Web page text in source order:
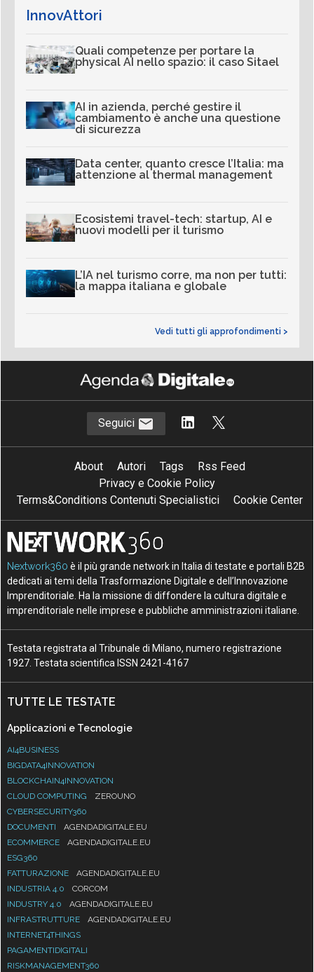
InnovAttori
Quali competenze per portare la
physical AI nello spazio: il caso Sitael
AI in azienda, perché gestire il
cambiamento è anche una questione
di sicurezza
Data center, quanto cresce l’Italia: ma
attenzione al thermal management
Ecosistemi travel-tech: startup, AI e
nuovi modelli per il turismo
L’IA nel turismo corre, ma non per tutti:
la mappa italiana e globale
Vedi tutti gli approfondimenti >
Seguici
About Autori Tags
Rss Feed
Privacy e Cookie Policy
Terms&Conditions Contenuti Specialistici
Cookie Center
Nextwork360 è il più grande network in Italia di testate e portali B2B
dedicati ai temi della Trasformazione Digitale e dell’Innovazione
Imprenditoriale. Ha la missione di diffondere la cultura digitale e
imprenditoriale nelle imprese e pubbliche amministrazioni italiane.
Testata registrata al Tribunale di Milano, numero registrazione
1927. Testata scientifica ISSN 2421-4167
TUTTE LE TESTATE
Applicazioni e Tecnologie
AI4BUSINESS
BIGDATA4INNOVATION
BLOCKCHAIN4INNOVATION
CLOUD COMPUTING
ZEROUNO
CYBERSECURITY360
DOCUMENTI
AGENDADIGITALE.EU
ECOMMERCE
AGENDADIGITALE.EU
ESG360
FATTURAZIONE
AGENDADIGITALE.EU
INDUSTRIA 4.0
CORCOM
INDUSTRY 4.0
AGENDADIGITALE.EU
INFRASTRUTTURE
AGENDADIGITALE.EU
INTERNET4THINGS
PAGAMENTIDIGITALI
RISKMANAGEMENT360